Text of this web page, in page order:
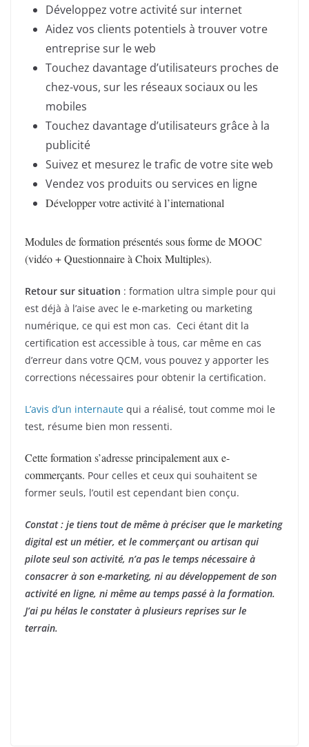
Développez votre activité sur internet
Aidez vos clients potentiels à trouver votre
entreprise sur le web
Touchez davantage d’utilisateurs proches de
chez-vous, sur les réseaux sociaux ou les
mobiles
Touchez davantage d’utilisateurs grâce à la
publicité
Suivez et mesurez le trafic de votre site web
Vendez vos produits ou services en ligne
Développer votre activité à l’international
Modules de formation présentés sous forme de MOOC
(vidéo + Questionnaire à Choix Multiples).
Retour sur situation : formation ultra simple pour qui
est déjà à l’aise avec le e-marketing ou marketing
numérique, ce qui est mon cas. Ceci étant dit la
certification est accessible à tous, car même en cas
d’erreur dans votre QCM, vous pouvez y apporter les
corrections nécessaires pour obtenir la certification.
L’avis d’un internaute qui a réalisé, tout comme moi le
test, résume bien mon ressenti.
Cette formation s’adresse principalement aux e-
commerçants. Pour celles et ceux qui souhaitent se
former seuls, l’outil est cependant bien conçu.
Constat : je tiens tout de même à préciser que le marketing
digital est un métier, et le commerçant ou artisan qui
pilote seul son activité, n’a pas le temps nécessaire à
consacrer à son e-marketing, ni au développement de son
activité en ligne, ni même au temps passé à la formation.
J’ai pu hélas le constater à plusieurs reprises sur le
terrain.